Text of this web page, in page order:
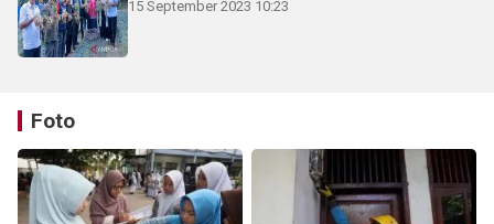
15 September 2023 10:23
Foto